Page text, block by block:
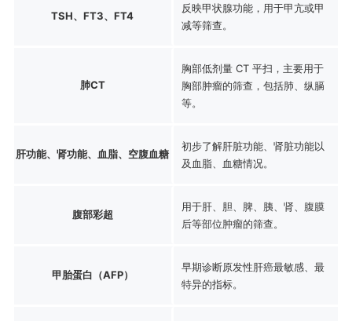
TSH、FT3、FT4
反映甲状腺功能，用于甲亢或甲
减等筛查。
肺CT
胸部低剂量 CT 平扫，主要用于
胸部肿瘤的筛查，包括肺、纵膈
等。
肝功能、肾功能、血脂、空腹血糖
初步了解肝脏功能、肾脏功能以
及血脂、血糖情况。
腹部彩超
用于肝、胆、脾、胰、肾、腹膜
后等部位肿瘤的筛查。
甲胎蛋白（AFP）
早期诊断原发性肝癌最敏感、最
特异的指标。